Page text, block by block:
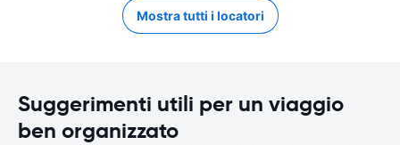
Mostra tutti i locatori
Suggerimenti utili per un viaggio
ben organizzato